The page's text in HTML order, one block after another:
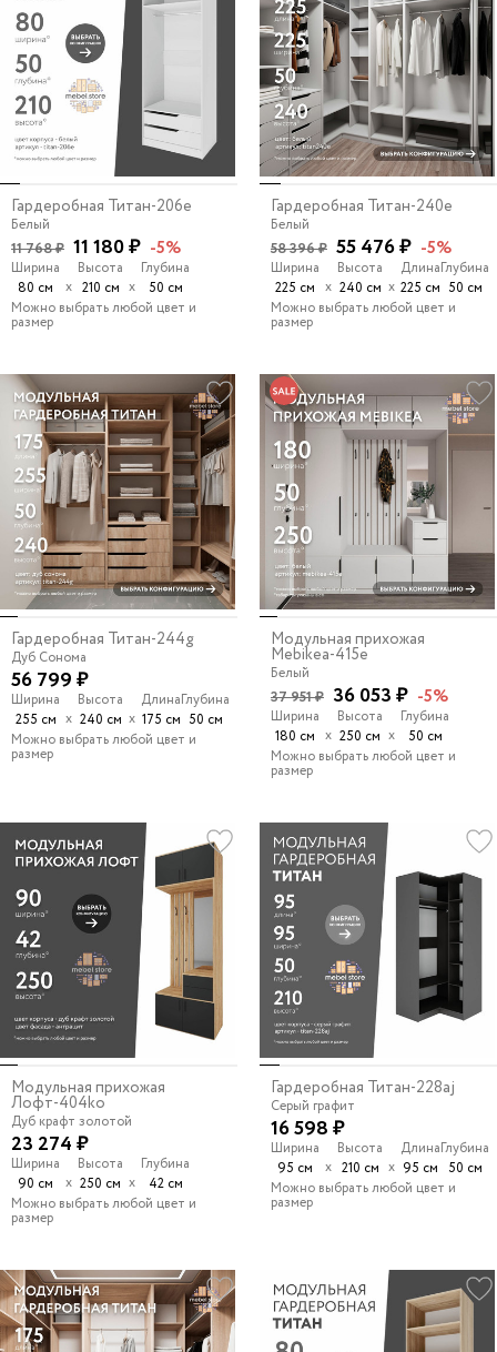
Гардеробная Титан-206e
Белый
11 768 ₽ 11 180 ₽ -5%
Ширина
80 см
х
Высота
210 см х
Глубина
50 см
Можно выбрать любой цвет и
размер
Гардеробная Титан-240e
Белый
58 396 ₽ 55 476 ₽ -5%
Ширина
225 см х
Высота
240 см х
Длина
225 см
Глубина
50 см
Можно выбрать любой цвет и
размер
Гардеробная Титан-244g
Дуб Сонома
56 799 ₽
Ширина
255 см х
Высота
240 см х
Длина
175 см
Глубина
50 см
Можно выбрать любой цвет и
размер
Модульная прихожая
Mebikea-415e
Белый
37 951 ₽ 36 053 ₽ -5%
Ширина
180 см х
Высота
250 см х
Глубина
50 см
Можно выбрать любой цвет и
размер
Модульная прихожая
Лофт-404ko
Дуб крафт золотой
23 274 ₽
Ширина
90 см
х
Высота
250 см х
Глубина
42 см
Можно выбрать любой цвет и
размер
Гардеробная Титан-228aj
Серый графит
16 598 ₽
Ширина
95 см
х
Высота
210 см х
Длина
95 см
Глубина
50 см
Можно выбрать любой цвет и
размер